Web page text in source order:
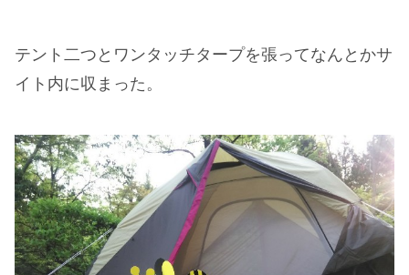
テント二つとワンタッチタープを張ってなんとかサ
イト内に収まった。